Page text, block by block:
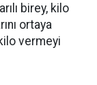
birey, kilo
ortaya
vermeyi